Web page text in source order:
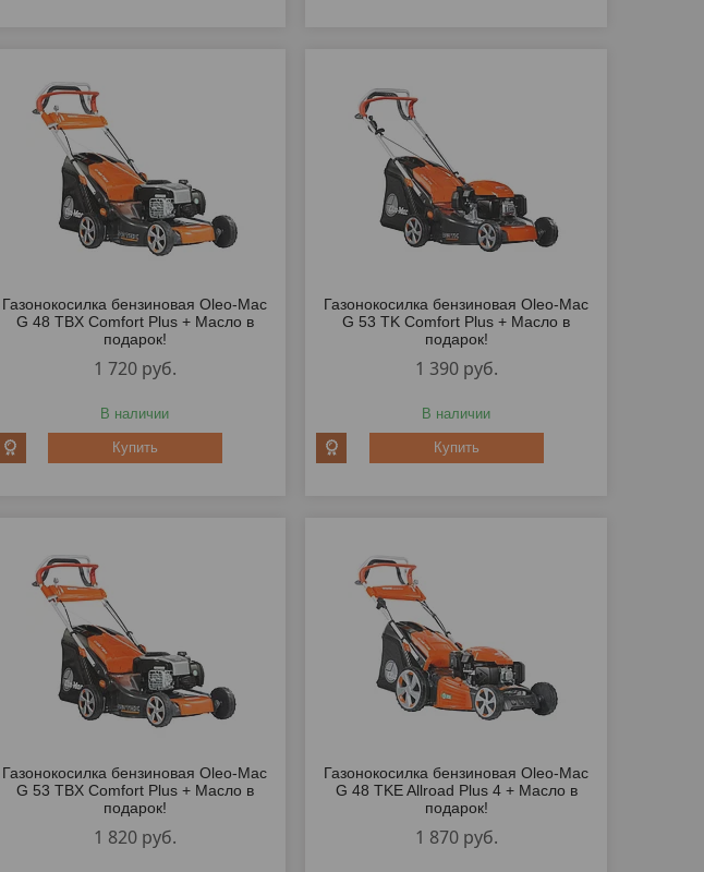
Газонокосилка бензиновая Oleo-Mac
G 48 TBX Comfort Plus + Масло в
подарок!
1 720 руб.
В наличии
Купить
Газонокосилка бензиновая Oleo-Mac
G 53 TK Comfort Plus + Масло в
подарок!
1 390 руб.
В наличии
Купить
Газонокосилка бензиновая Oleo-Mac
G 53 TBX Comfort Plus + Масло в
подарок!
1 820 руб.
Газонокосилка бензиновая Oleo-Mac
G 48 TKE Allroad Plus 4 + Масло в
подарок!
1 870 руб.